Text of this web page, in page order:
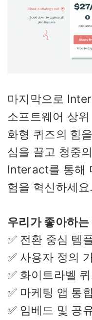
마지막으로
소프트웨어 상
화형 퀴즈의 힘
심을 끌고 청중
Interact를 통해
험을 혁신하세요.
우리가 좋아하는
✅ 전환 중심 템
✅ 사용자 정의
✅ 화이트라벨
✅ 마케팅 앱 통
✅ 임베드 및 공